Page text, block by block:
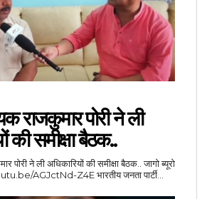
राजकुमार पोरी ने ली
की समीक्षा बैठक..
ने ली अधिकारियों की समीक्षा बैठक.. जागो ब्यूरो
रिपोर्ट: https://youtu.be/AGJctNd-Z4E भारतीय जनता पार्टी...